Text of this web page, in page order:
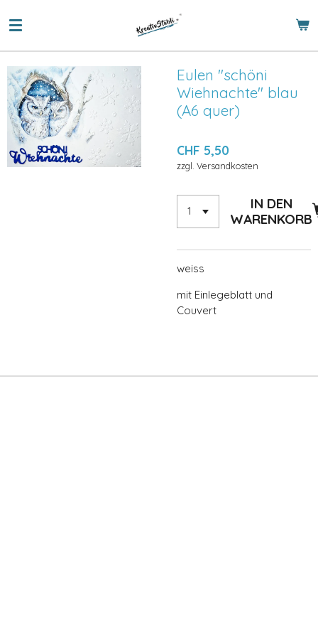
Hauptinhalt
Eulen "schöni
Wiehnachte" blau
(A6 quer)
CHF 5,50
zzgl. Versandkosten
IN DEN
WARENKORB
weiss
mit Einlegeblatt und
Couvert